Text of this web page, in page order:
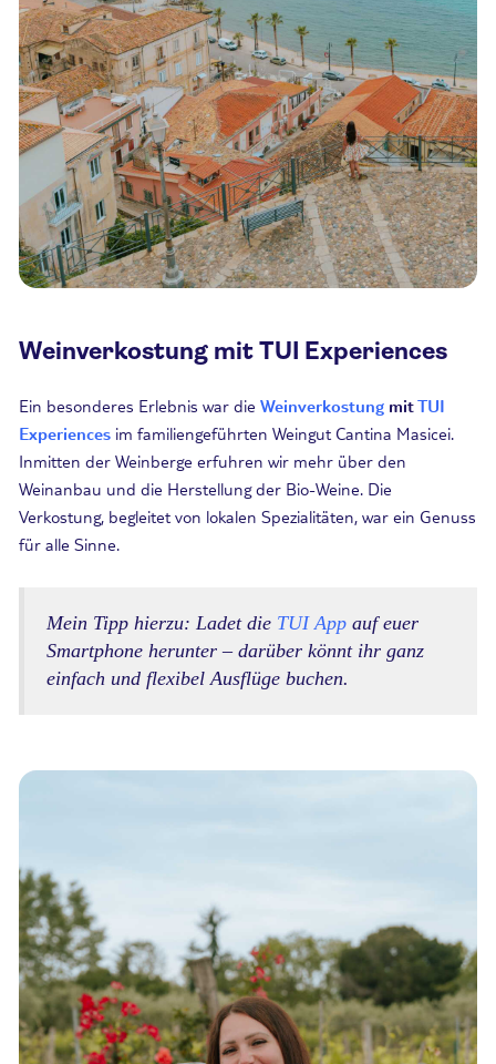
Weinverkostung mit TUI Experiences
Ein besonderes Erlebnis war die Weinverkostung mitTUI
Experiences im familiengeführten Weingut Cantina Masicei.
Inmitten der Weinberge erfuhren wir mehr über den
Weinanbau und die Herstellung der Bio-Weine. Die
Verkostung, begleitet von lokalen Spezialitäten, war ein Genuss
für alle Sinne.
Mein Tipp hierzu: Ladet die TUI App auf euer
Smartphone herunter – darüber könnt ihr ganz
einfach und flexibel Ausflüge buchen.